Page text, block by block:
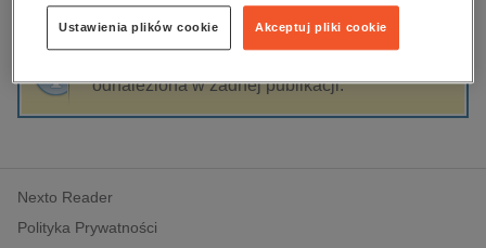
dzienniki
edukacja
hobby, sport, rozrywka
komputery, internet, technologie, informatyka
polityka, społeczno-informacyjne
psychologiczne
Sortowanie Filtrowanie
odnaleziona w żadnej publikacji.
Nexto Reader
Polityka Prywatności
Akceptuj pliki cookie
Ustawienia plików cookie